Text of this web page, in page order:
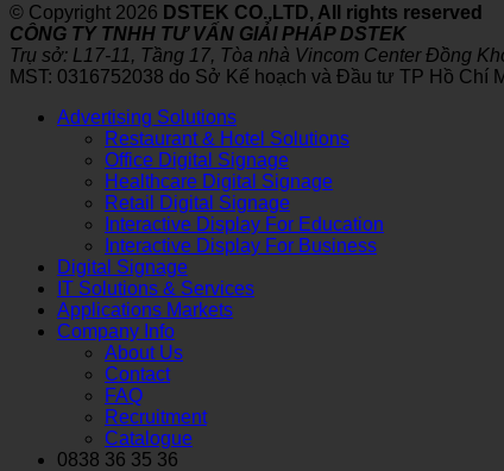
Signage?
Wall
Project
2×2
LG
© Copyright 2026 DSTEK CO.,LTD, All rights reserved
CÔNG TY TNHH TƯ VẤN GIẢI PHÁP DSTEK
Trụ sở: L17-11, Tầng 17, Tòa nhà Vincom Center Đồng
MST: 0316752038 do Sở Kế hoạch và Đầu tư TP Hồ Chí
Advertising Solutions
Restaurant & Hotel Solutions
Office Digital Signage
Healthcare Digital Signage
Retail Digital Signage
Interactive Display For Education
Interactive Display For Business
Digital Signage
IT Solutions & Services
Applications Markets
Company Info
About Us
Contact
FAQ
Recruitment
Catalogue
0838 36 35 36